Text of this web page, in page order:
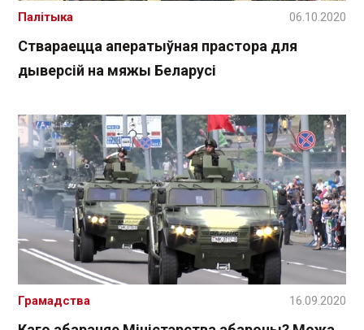
Ствараецца аператыўная прастора для
дыверсій на мяжы Беларусі
Палітыка 06.10.2020
Грамадства 16.09.2020